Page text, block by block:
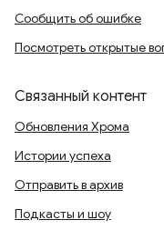
Сообщить об ошибке
Посмотреть открытые
Связанный контент
Обновления Хрома
Истории успеха
Отправить в архив
Подкасты и шоу